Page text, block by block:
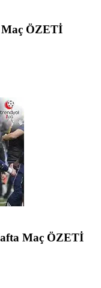
Maç ÖZETİ
Maç ÖZETİ